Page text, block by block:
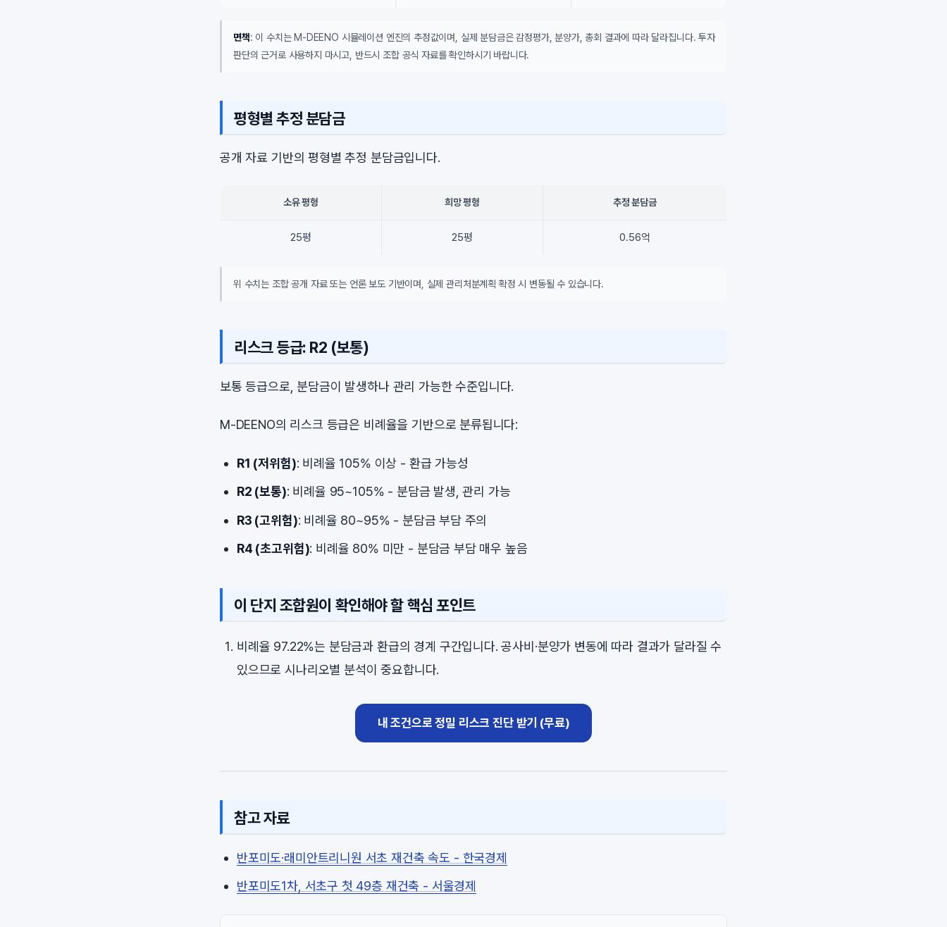
면책: 이 수치는 M-DEENO 시뮬레이션 엔진의 추정값이며, 실제 분담금은 감정평가, 분양가, 총회 결과에 따라 달라집니다. 투자
판단의 근거로 사용하지 마시고, 반드시 조합 공식 자료를 확인하시기 바랍니다.
평형별 추정 분담금
공개 자료 기반의 평형별 추정 분담금입니다.
소유 평형 희망 평형 추정 분담금
25평 25평 0.56억
위 수치는 조합 공개 자료 또는 언론 보도 기반이며, 실제 관리처분계획 확정 시 변동될 수 있습니다.
리스크 등급: R2 (보통)
보통 등급으로, 분담금이 발생하나 관리 가능한 수준입니다.
M-DEENO의 리스크 등급은 비례율을 기반으로 분류됩니다:
R1 (저위험): 비례율 105% 이상 - 환급 가능성
R2 (보통): 비례율 95~105% - 분담금 발생, 관리 가능
R3 (고위험): 비례율 80~95% - 분담금 부담 주의
R4 (초고위험): 비례율 80% 미만 - 분담금 부담 매우 높음
이 단지 조합원이 확인해야 할 핵심 포인트
비례율 97.22%는 분담금과 환급의 경계 구간입니다. 공사비·분양가 변동에 따라 결과가 달라질 수
있으므로 시나리오별 분석이 중요합니다.
내 조건으로 정밀 리스크 진단 받기 (무료)
참고 자료
반포미도·래미안트리니원 서초 재건축 속도 - 한국경제
반포미도1차, 서초구 첫 49층 재건축 - 서울경제